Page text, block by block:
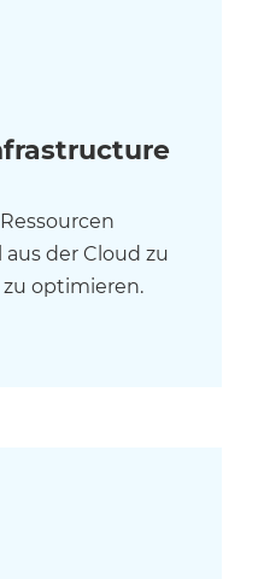
der Cloud zu
optimieren.